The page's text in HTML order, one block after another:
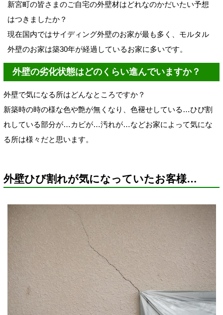
新宮町の皆さまのご自宅の外壁材はどれなのかだいたい予想
はつきましたか？
現在国内ではサイディング外壁のお家が最も多く、モルタル
外壁のお家は築30年が経過しているお家に多いです。
外壁の劣化状態はどのくらい進んでいますか？
外壁で気になる所はどんなところですか？
新築時の時の様な色や艶が無くなり、色褪せしている…ひび割
れしている部分が…カビが…汚れが…などお家によって気にな
る所は様々だと思います。
外壁ひび割れが気になっていたお客様…